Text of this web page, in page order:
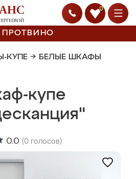
0
ПРОТВИНО
КУПЕ → БЕЛЫЕ ШКАФЫ
купе
0.0 (0 голосов)